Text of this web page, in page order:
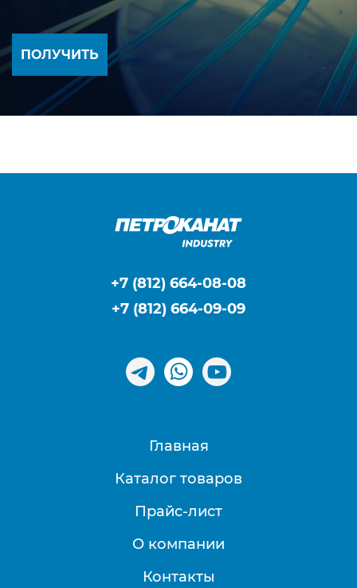
ПОЛУЧИТЬ
Главная
Каталог товаров
Прайс-лист
О компании
Контакты
+7 (812) 664-08-08
+7 (812) 664-09-09